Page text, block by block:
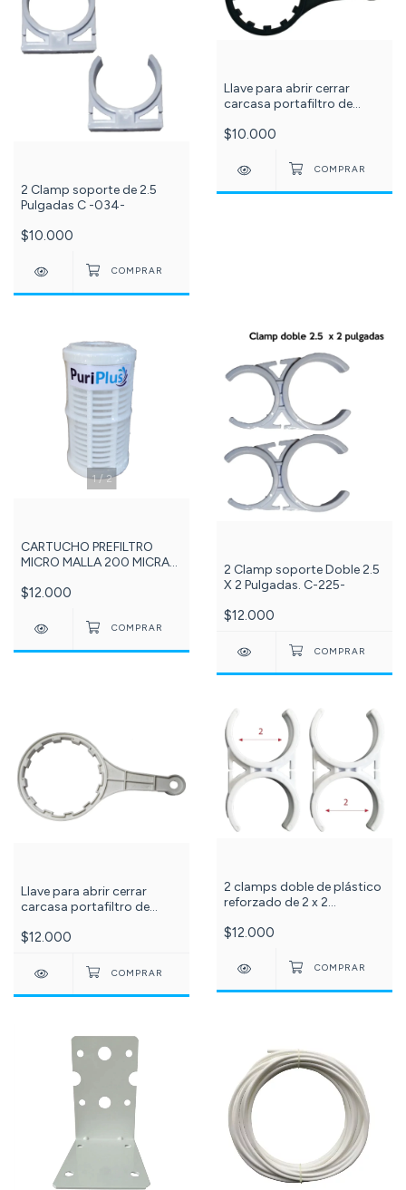
2 Clamp soporte de 2.5
Pulgadas C -034-
$10.000
Llave para abrir cerrar
carcasa portafiltro de
150 galones. C-045-
$10.000
1/2
CARTUCHO PREFILTRO
MICRO MALLA 200 MICRAS
237
$12.000
2 Clamp soporte Doble 2.5
X 2 Pulgadas. C-225-
$12.000
Llave para abrir cerrar
carcasa portafiltro de
400 galones. C-46-
$12.000
2 clamps doble de plástico
reforzado de 2 x 2
$12.000